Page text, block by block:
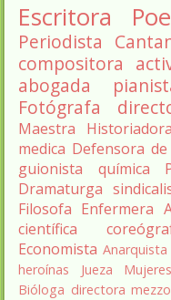
Escritora
Periodista
compositora
abogada
Fotógrafa
Maestra
Historiadora
medica Defensora
guionista
química
Dramaturga
Filosofa Enfermera
científica
Economista Anarquista
heroínas
Jueza
Bióloga directora